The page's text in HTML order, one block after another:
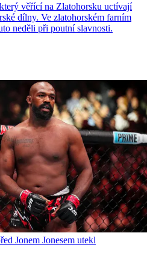
věřící na Zlatohorsku uctívají
dílny. Ve zlatohorském farním
neděli při poutní slavnosti.
Jonem Jonesem utekl